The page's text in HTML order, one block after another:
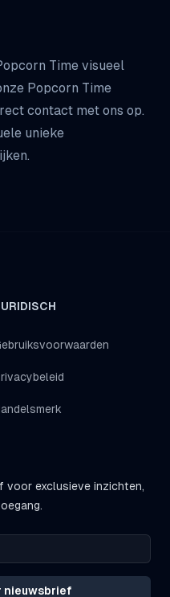
Time visueel
Popcorn Time
contact met ons op.
unieke
voor exclusieve inzichten,
nieuwsbrief